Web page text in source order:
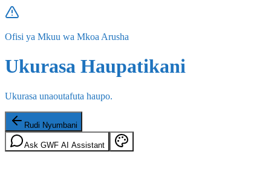
Ofisi ya Mkuu wa Mkoa Arusha
Ukurasa Haupatikani
Ukurasa unaoutafuta haupo.
Rudi Nyumbani
Ask GWF AI Assistant